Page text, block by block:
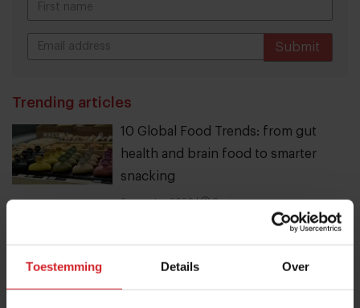
Toestemming Details Over
Submit
Trending articles
10 Global Food Trends: from gut
health and brain food to smarter
snacking
3 augustus 2026| 6 min
These are the 10 highest paid CEOs
in the restaurant industry